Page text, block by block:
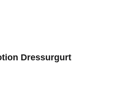
Dressurgurt